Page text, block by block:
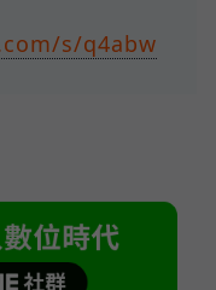
s/q4abw